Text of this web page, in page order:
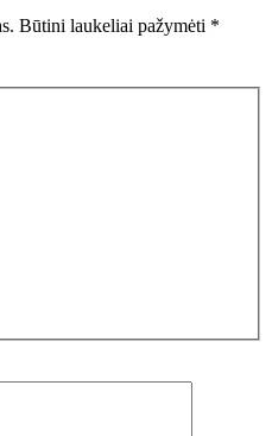
Būtini laukeliai pažymėti *